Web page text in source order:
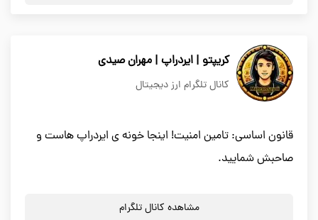
کریپتو | ایردراپ | مهران صیدی
کانال تلگرام ارز دیجیتال
قانون اساسی: تامین امنیت! اینجا خونه ی ایردراپ هاست و
صاحبش شمایید.
مشاهده کانال تلگرام